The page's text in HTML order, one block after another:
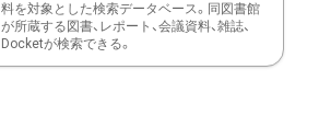
料を対象とした検索データベース。同図書館
が所蔵する図書、レポート、会議資料、雑誌、
Docketが検索できる。